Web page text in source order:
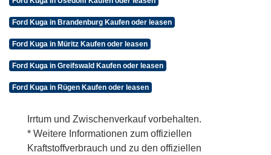
Ford Kuga in Brandenburg Kaufen oder leasen
Ford Kuga in Müritz Kaufen oder leasen
Ford Kuga in Greifswald Kaufen oder leasen
Ford Kuga in Rügen Kaufen oder leasen
Irrtum und Zwischenverkauf vorbehalten.
* Weitere Informationen zum offiziellen
Kraftstoffverbrauch und zu den offiziellen